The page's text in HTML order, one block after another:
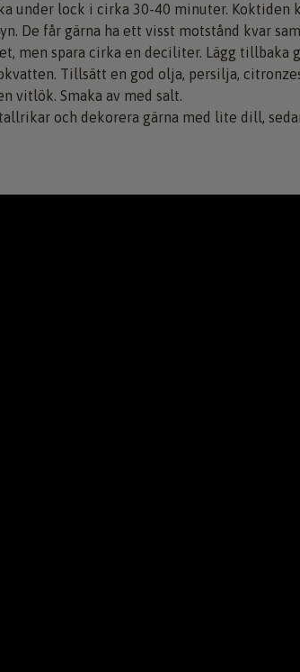
under lock i cirka 30-40 minuter. Koktiden
De får gärna ha ett visst motstånd kvar
men spara cirka en deciliter. Lägg tillbaka
Tillsätt en god olja, persilja,
vitlök. Smaka av med salt.
och dekorera gärna med lite dill,